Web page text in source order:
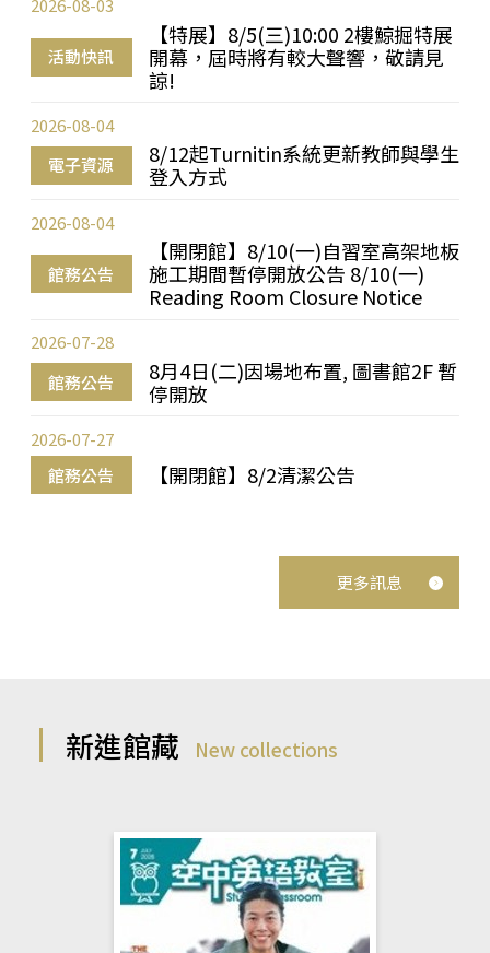
活動快訊
【特展】8/5(三)10:00 2樓鯨掘特展
開幕，屆時將有較大聲響，敬請見
諒!
2026-08-03
電子資源
8/12起Turnitin系統更新教師與學生
登入方式
2026-08-04
館務公告
【開閉館】8/10(一)自習室高架地板
施工期間暫停開放公告 8/10(一)
Reading Room Closure Notice
2026-08-04
館務公告
8月4日(二)因場地布置, 圖書館2F 暫
停開放
2026-07-28
館務公告 【開閉館】8/2清潔公告
2026-07-27
更多訊息
新進館藏 New collections